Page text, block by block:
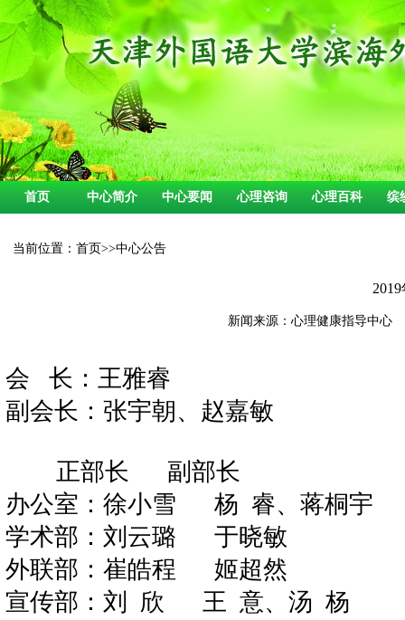
首页 中心简介 中心要闻 心理咨询 心理百科 缤
当前位置：首页>>中心公告
新闻来源：心理健康指导中心
会 长：王雅睿
副会长：张宇朝、赵嘉敏
正部长
副部长
办公室：徐小雪
杨 睿、蒋桐宇
学术部：刘云璐
于晓敏
外联部：崔皓程
姬超然
宣传部：刘 欣 王 意、汤 杨